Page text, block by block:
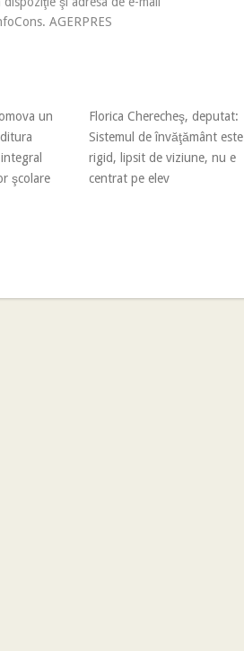
AGERPRES
un
şcolare
Florica Cherecheş, deputat:
Sistemul de învăţământ este
rigid, lipsit de viziune, nu e
centrat pe elev